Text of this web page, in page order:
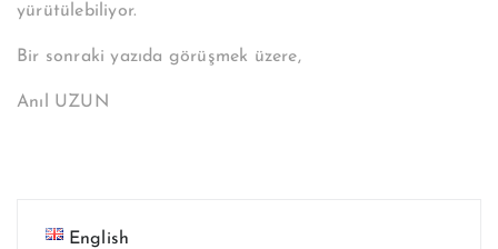
yürütülebiliyor.
Bir sonraki yazıda görüşmek üzere,
Anıl UZUN
English